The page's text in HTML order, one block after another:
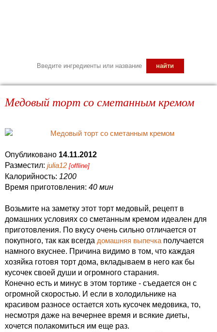
Медовый торт со сметанным кремом
Опубликовано 14.11.2012
Разместил: julia12 [offline]
Калорийность: 1200
Время приготовления: 40 мин
Возьмите на заметку этот торт медовый, рецепт в
домашних условиях со сметанным кремом идеален для
приготовления. По вкусу очень сильно отличается от
покупного, так как всегда домашняя выпечка получается
намного вкуснее. Причина видимо в том, что каждая
хозяйка готовя торт дома, вкладываем в него как бы
кусочек своей души и огромного старания.
Конечно есть и минус в этом тортике - съедается он с
огромной скоростью. И если в холодильнике на
красивом разносе остается хоть кусочек медовика, то,
несмотря даже на вечернее время и всякие диеты,
хочется полакомиться им еще раз.